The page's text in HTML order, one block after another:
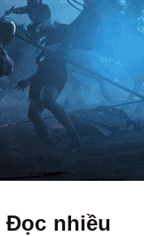
Đọc nhiều